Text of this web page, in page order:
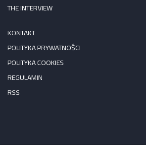
THE INTERVIEW
KONTAKT
POLITYKA PRYWATNOŚCI
POLITYKA COOKIES
REGULAMIN
RSS